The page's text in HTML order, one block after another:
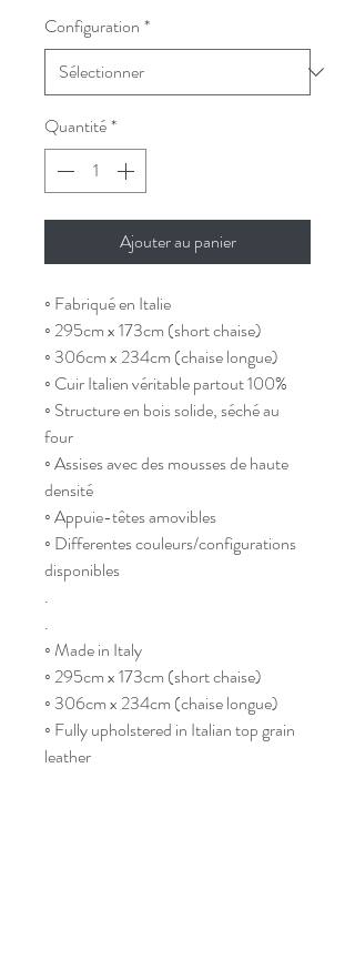
Configuration *
Quantité*
Ajouter au panier
◦ Fabriqué en Italie
◦ 295cm x 173cm (short chaise)
◦ 306cm x 234cm (chaise longue)
◦ Cuir Italien véritable partout 100%
◦ Structure en bois solide, séché au
four
◦ Assises avec des mousses de haute
densité
◦ Appuie-têtes amovibles
◦ Differentes couleurs/configurations
disponibles
.
.
◦ Made in Italy
◦ 295cm x 173cm (short chaise)
◦ 306cm x 234cm (chaise longue)
◦ Fully upholstered in Italian top grain
leather